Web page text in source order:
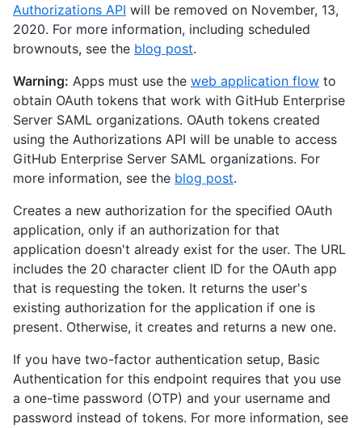
Authorizations API will be removed on November, 13,
2020. For more information, including scheduled
brownouts, see the blog post.
Warning: Apps must use the web application flow to
obtain OAuth tokens that work with GitHub Enterprise
Server SAML organizations. OAuth tokens created
using the Authorizations API will be unable to access
GitHub Enterprise Server SAML organizations. For
more information, see the blog post.
Creates a new authorization for the specified OAuth
application, only if an authorization for that
application doesn't already exist for the user. The URL
includes the 20 character client ID for the OAuth app
that is requesting the token. It returns the user's
existing authorization for the application if one is
present. Otherwise, it creates and returns a new one.
If you have two-factor authentication setup, Basic
Authentication for this endpoint requires that you use
a one-time password (OTP) and your username and
password instead of tokens. For more information, see